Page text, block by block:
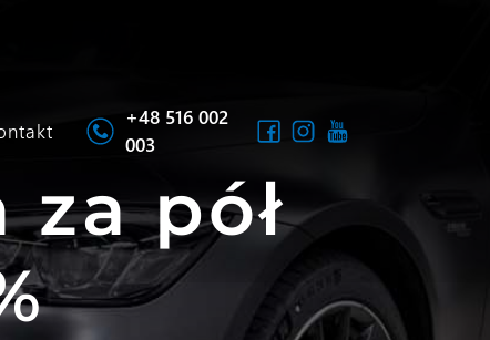
+48 516 002
003
pół